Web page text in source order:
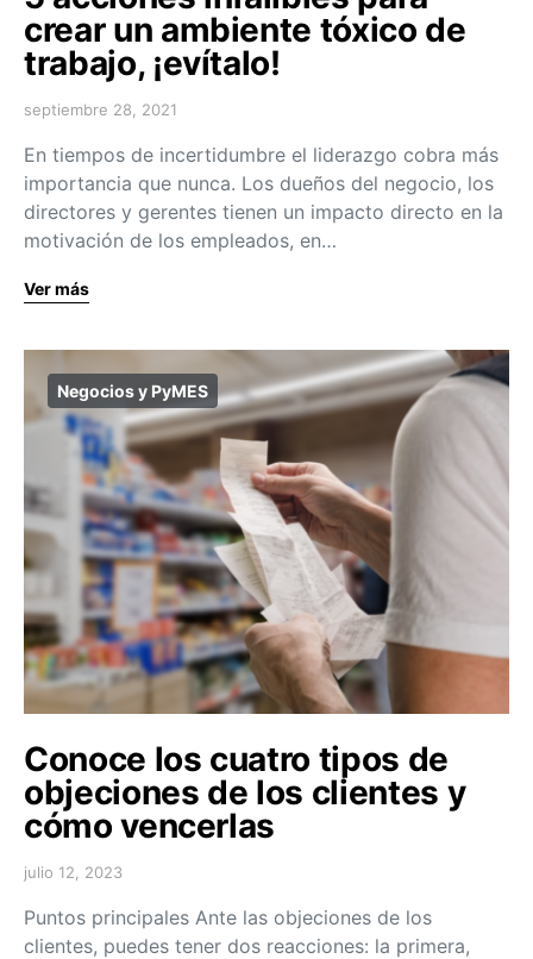
crear un ambiente tóxico de
trabajo, ¡evítalo!
septiembre 28, 2021
En tiempos de incertidumbre el liderazgo cobra más
importancia que nunca. Los dueños del negocio, los
directores y gerentes tienen un impacto directo en la
motivación de los empleados, en…
Ver más
Negocios y PyMES
Conoce los cuatro tipos de
objeciones de los clientes y
cómo vencerlas
julio 12, 2023
Puntos principales Ante las objeciones de los
clientes, puedes tener dos reacciones: la primera,